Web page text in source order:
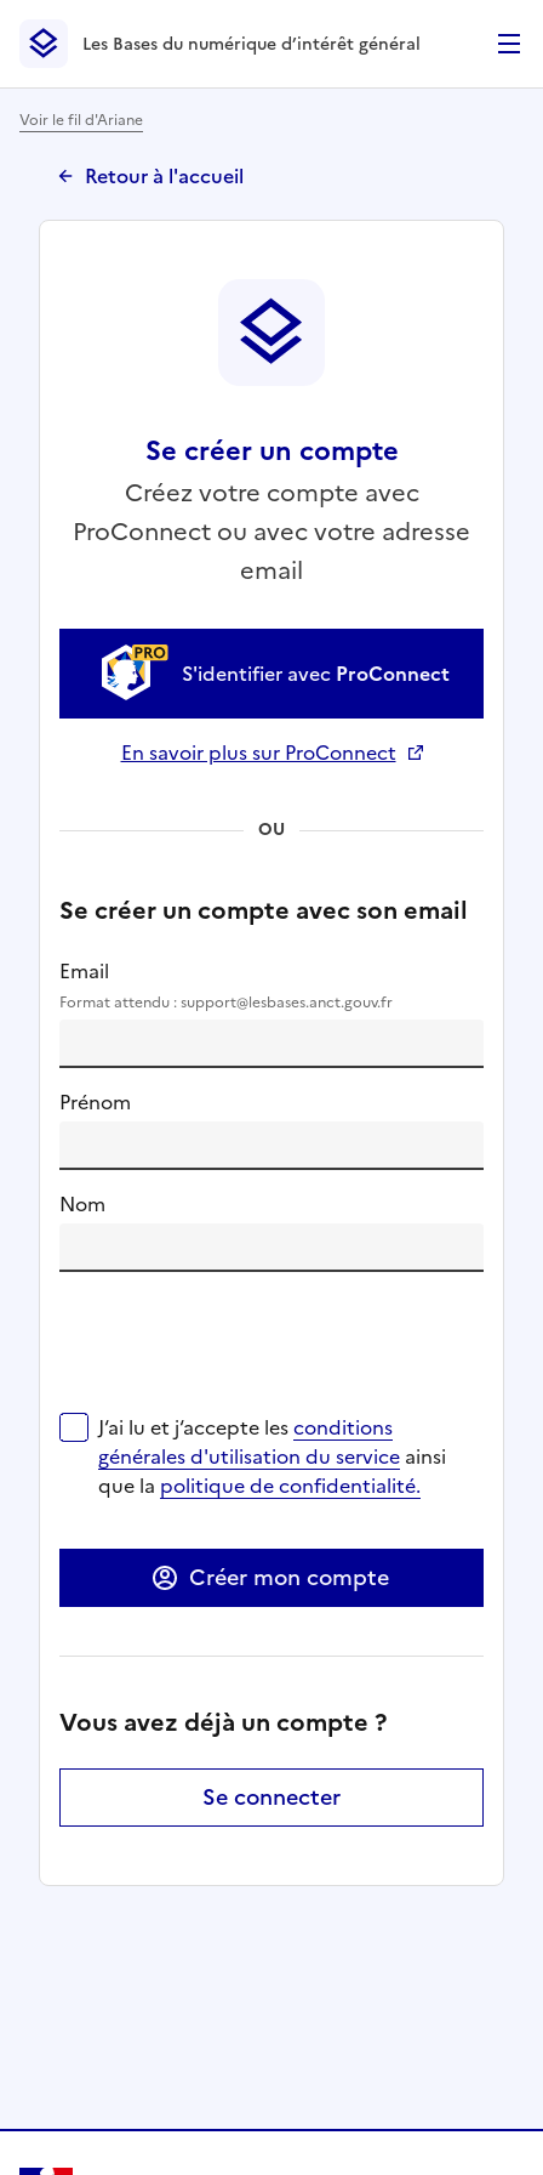
Les Bases du numérique d’intérêt général- Retour à la
Les Bases du numérique d’intérêt général
Voir le fil d'Ariane
Retour à l'accueil
Se créer un compte
Créez votre compte avec
ProConnect ou avec votre adresse
email
S'identifier avec ProConnect
En savoir plus sur ProConnect
OU
Se créer un compte avec son email
Email
Format attendu : support@lesbases.anct.gouv.fr
Prénom
Nom
J‘ai lu et j‘accepte lesconditions générales
Ouverture dans un nouvel onglet
Ouverture dans un nouvel onglet
J‘ai lu et j‘accepte lesconditions
générales d'utilisation du service
Ouverture dans un nouvel onglet
ainsi
que la politique de confidentialité.
Créer mon compte
Vous avez déjà un compte ?
Se connecter